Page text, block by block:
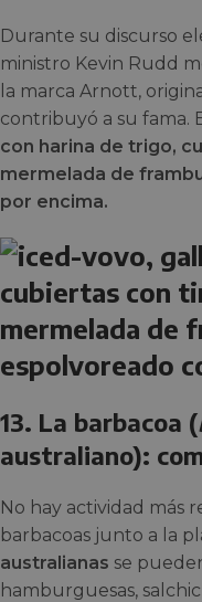
Durante su discurso
ministro Kevin Rudd
la marca Arnott,
contribuyó a su fama.
con harina de trigo,
mermelada de
por encima.
13. La barbacoa (
australiano):
No hay actividad más
barbacoas junto a la
australianas se
hamburguesas,